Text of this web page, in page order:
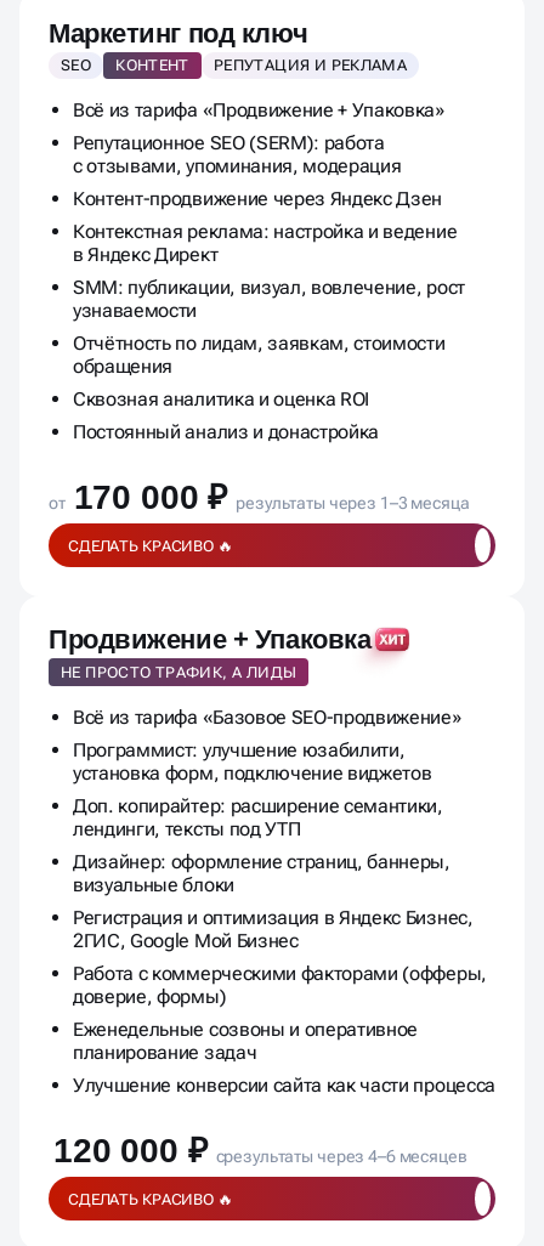
Маркетинг под ключ
SEO КОНТЕНТ РЕПУТАЦИЯ И РЕКЛАМА
Всё из тарифа «Продвижение + Упаковка»
Репутационное SEO (SERM): работа
с отзывами, упоминания, модерация
Контент-продвижение через Яндекс Дзен
Контекстная реклама: настройка и ведение
в Яндекс Директ
SMM: публикации, визуал, вовлечение, рост
узнаваемости
Отчётность по лидам, заявкам, стоимости
обращения
Сквозная аналитика и оценка ROI
Постоянный анализ и донастройка
от 170 000 ₽ результаты через 1–3 месяца
СДЕЛАТЬ КРАСИВО 🔥
Продвижение + Упаковка
НЕ ПРОСТО ТРАФИК, А ЛИДЫ
Всё из тарифа «Базовое SEO-продвижение»
Программист: улучшение юзабилити,
установка форм, подключение виджетов
Доп. копирайтер: расширение семантики,
лендинги, тексты под УТП
Дизайнер: оформление страниц, баннеры,
визуальные блоки
Регистрация и оптимизация в Яндекс Бизнес,
2ГИС, Google Мой Бизнес
Работа с коммерческими факторами (офферы,
доверие, формы)
Еженедельные созвоны и оперативное
планирование задач
Улучшение конверсии сайта как части процесса
120 000 ₽ срезультаты через 4–6 месяцев
СДЕЛАТЬ КРАСИВО 🔥